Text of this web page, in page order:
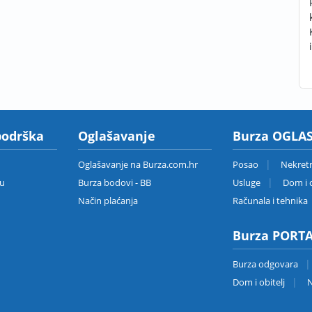
Oglašavanje
Oglašavanje na Burza.com.hr
Burza bodovi - BB
Način plaćanja
Burza
Posao
Usluge
Dom i
Računala i tehnika
Burza
Burza odgovara
Dom i obitelj